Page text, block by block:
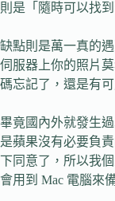
則是「隨時可以找
缺點則是萬一真的
伺服器上你的照片
碼忘記了，還是有
畢竟國內外就發生過
是蘋果沒有必要負
下同意了，所以我
會用到 Mac 電腦來